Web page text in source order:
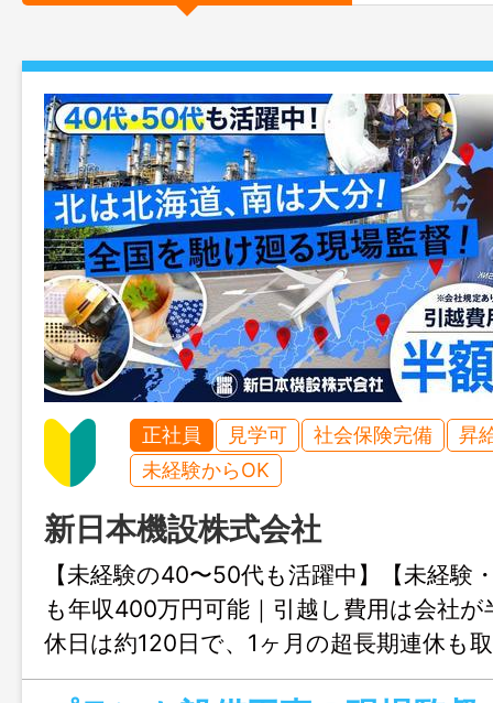
正社員 見学可 社会保険完備
昇
未経験からOK
新日本機設株式会社
【未経験の40〜50代も活躍中】【未経験
も年収400万円可能｜引越し費用は会社が
休日は約120日で、1ヶ月の超長期連休も
休の勤務サイクルで、メリハリある働き